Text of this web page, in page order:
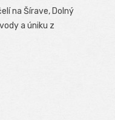
na Šírave, Dolný
a úniku z